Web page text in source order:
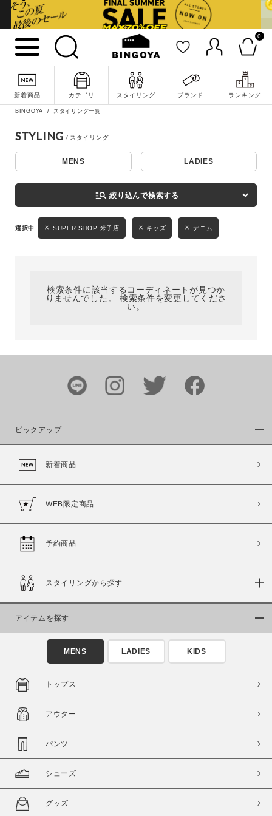
0
新着商品 カテゴリ スタイリング ブランド ランキング
詳細検索
LADIES
カラー
価格
～
商品タイプ
通常商品 予約商品
在庫
在庫あり 在庫なし含む
BINGOYA スタイリング一覧
STYLING
MENS LADIES
manage_search 絞り込んで検索する
SUPER SHOP 米子店 キッズ デニム
検索条件に該当するコーディネートが見つか
りませんでした。 検索条件を変更してくださ
い。
ピックアップ
新着商品
WEB限定商品
予約商品
スタイリングから探す
アイテムを探す
MENS LADIES KIDS
トップス
アウター
パンツ
シューズ
グッズ